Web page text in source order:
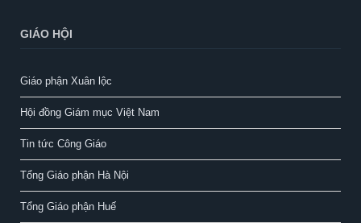
GIÁO HỘI
Giáo phận Xuân lộc
Hội đồng Giám mục Việt Nam
Tin tức Công Giáo
Tổng Giáo phận Hà Nội
Tổng Giáo phận Huế